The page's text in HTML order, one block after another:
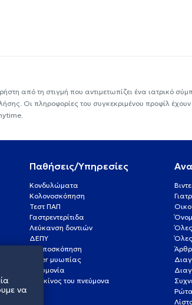
από τη στιγμή που αντιμετωπίζει ένα ιατρικό
Οι πληροφορίες του συγκεκριμένου προφίλ
Παθήσεις/Υπηρεσίες
Κονδυλώματα
Κολονοσκόπηση
Τεστ ΠΑΠ
Γαστρεντερίτιδα
Λεύκανση δοντιών
ΔΕΠΥ
Κολποσκόπηση
Laser μυωπίας
Πνευμονία
Καρκίνος του πνεύμονα
Όλες
Όλες
να